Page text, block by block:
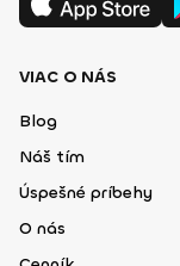
VIAC O NÁS
Blog
Náš tím
Úspešné príbehy
O nás